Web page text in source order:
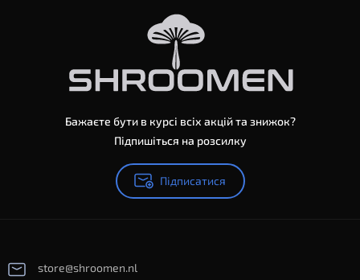
Бажаєте бути в курсі всіх акцій та знижок?
Підпишіться на розсилку
Підписатися
store@shroomen.nl